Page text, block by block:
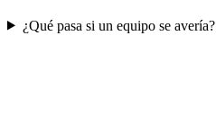
¿Qué pasa si un equipo se avería?